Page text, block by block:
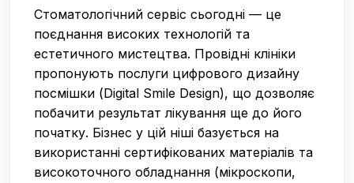
Стоматологічний сервіс сьогодні — це
поєднання високих технологій та
естетичного мистецтва. Провідні клініки
пропонують послуги цифрового дизайну
посмішки (Digital Smile Design), що дозволяє
побачити результат лікування ще до його
початку. Бізнес у цій ніші базується на
використанні сертифікованих матеріалів та
високоточного обладнання (мікроскопи,